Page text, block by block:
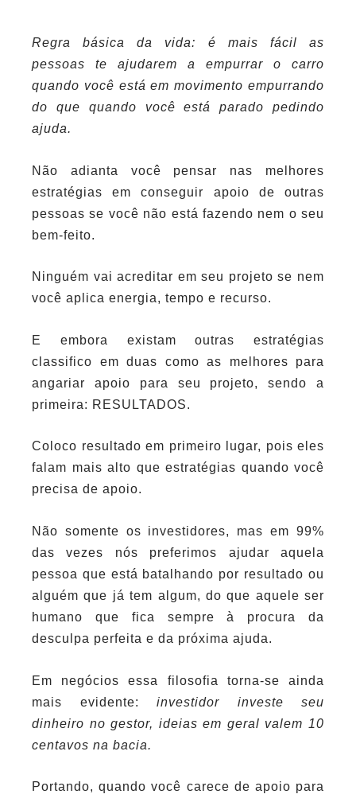
Regra básica da vida: é mais fácil as
pessoas te ajudarem a empurrar o carro
quando você está em movimento empurrando
do que quando você está parado pedindo
ajuda.
Não adianta você pensar nas melhores
estratégias em conseguir apoio de outras
pessoas se você não está fazendo nem o seu
bem-feito.
Ninguém vai acreditar em seu projeto se nem
você aplica energia, tempo e recurso.
E embora existam outras estratégias
classifico em duas como as melhores para
angariar apoio para seu projeto, sendo a
primeira: RESULTADOS.
Coloco resultado em primeiro lugar, pois eles
falam mais alto que estratégias quando você
precisa de apoio.
Não somente os investidores, mas em 99%
das vezes nós preferimos ajudar aquela
pessoa que está batalhando por resultado ou
alguém que já tem algum, do que aquele ser
humano que fica sempre à procura da
desculpa perfeita e da próxima ajuda.
Em negócios essa filosofia torna-se ainda
mais evidente: investidor investe seu
dinheiro no gestor, ideias em geral valem 10
centavos na bacia.
Portando, quando você carece de apoio para